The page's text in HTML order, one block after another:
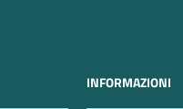
INFORMAZIONI